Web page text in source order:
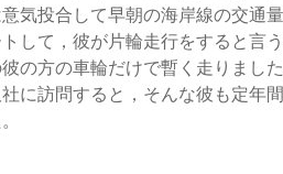
気投合して早朝の海岸線の交通
して，彼が片輪走行をすると言
の方の車輪だけで暫く走りまし
に訪問すると，そんな彼も定年